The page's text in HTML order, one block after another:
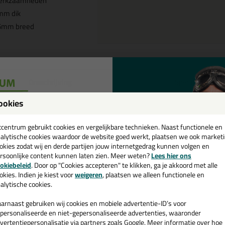
dik
breed
Specificaties
3x25mm rol
je Kruisroedentape 3x25mm rol 33mtr in een specifieke kleur?
Wit is te gebruiken voor verschillende toepassingen. Een
is. Bestel de Kruisroedentape 3x25mm rol 33mtr in de kleur
in huis.
je meer weten over de toepassing en kenmerken van dit product?
gebruikt cookies en vergelijkbare technieken. Naast functionele en
cookies waardoor de website goed werkt, plaatsen we ook
zodat wij en derde partijen jouw internetgedrag kunnen volgen en
content kunnen laten zien. Meer weten?Lees hier ons
. Door op "Cookies accepteren" te klikken, ga je akkoord met alle
Indien je kiest voorweigeren, plaatsen we alleen functionele en
cookies.
gebruiken wij cookies en mobiele advertentie-ID’s voor
en niet-gepersonaliseerde advertenties, waaronder
💚
en ontvang een
€35,-bij je eerste bestelling!